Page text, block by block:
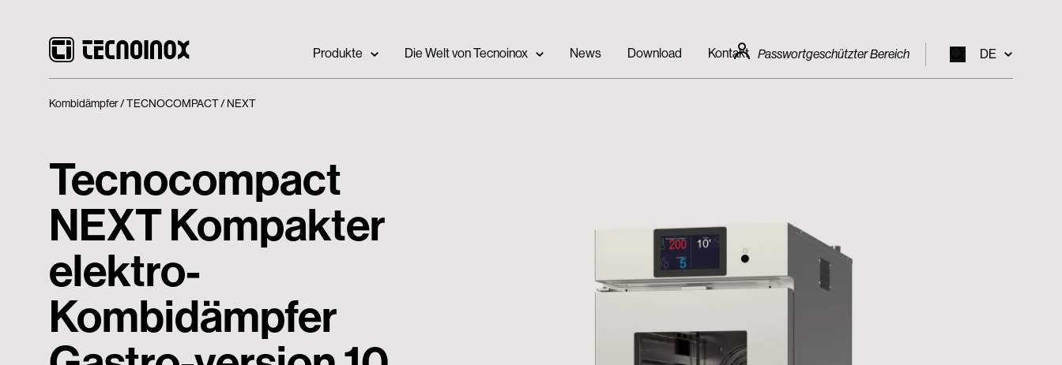
Produkte Die Welt von Tecnoinox News Download Kontakt Passwortgeschützter Bereich DE
Kombidämpfer TECNOCOMPACT NEXT
Tecnocompact
NEXT Kompakter
elektro-
Kombidämpfer